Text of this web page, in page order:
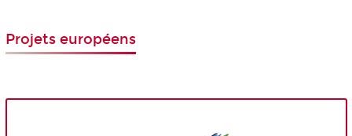
Projets européens